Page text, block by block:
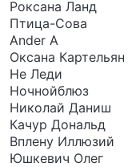
Роксана Ланд
Птица-Сова
Ander A
Оксана Картельян
Не Леди
Ночнойблюз
Николай Даниш
Качур Дональд
Вплену Иллюзий
Юшкевич Олег